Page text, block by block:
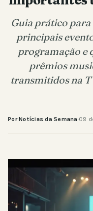
Guia prático
principais
programação e
prêmios
transmitidos na
Por Notícias da Semana·09